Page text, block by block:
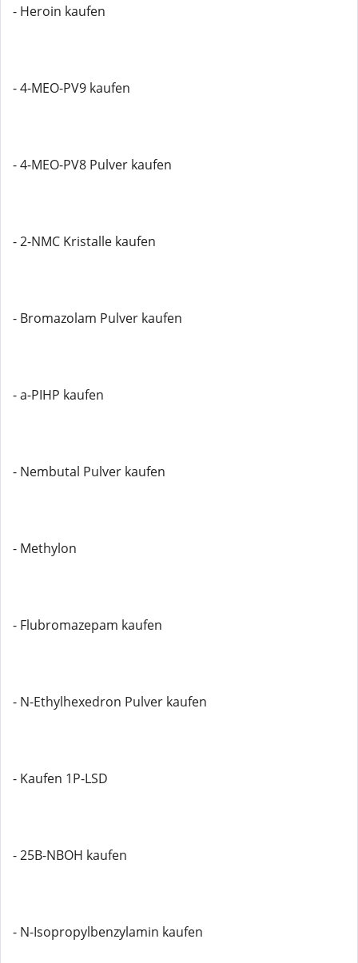
- Heroin kaufen
- 4-MEO-PV9 kaufen
- 4-MEO-PV8 Pulver kaufen
- 2-NMC Kristalle kaufen
- Bromazolam Pulver kaufen
- a-PIHP kaufen
- Nembutal Pulver kaufen
- Methylon
- Flubromazepam kaufen
- N-Ethylhexedron Pulver kaufen
- Kaufen 1P-LSD
- 25B-NBOH kaufen
- N-Isopropylbenzylamin kaufen